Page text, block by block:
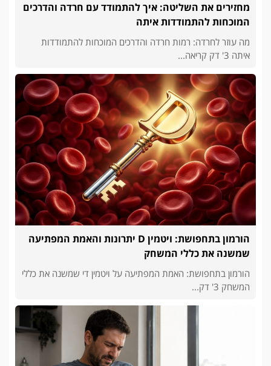
מחזירים את השליטה: איך להתמודד עם חרדה והדרכים
המוכחות להתמודדות איתה
מה עוזר לחרדה: רמות חרדה והדרכים המוכחות להתמודדות
איתה 3' דק קריאה...
הורמון בתחפושת: ויטמין D יתרונות והאמת המפתיעה
שמשנה את כללי המשחק
הורמון בתחפושת: האמת המפתיעה על ויטמין די שמשנה את כללי
המשחק 3' דק...